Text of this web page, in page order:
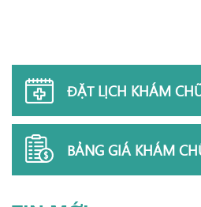
ĐẶT LỊCH KHÁM
BẢNG GIÁ KHÁM